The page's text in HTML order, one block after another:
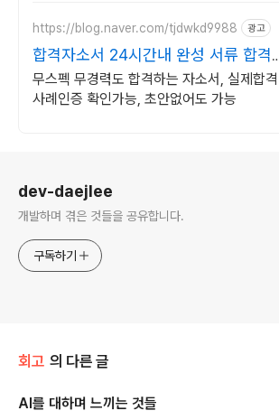
https://blog.naver.com/tjdwkd9988 광고
합격자소서 24시간내 완성 서류 합격
의 비밀
무스펙 무경력도 합격하는 자소서, 실제합격
사례인증 확인가능, 초안없어도 가능
dev-daejlee
개발하며 겪은 것들을 공유합니다.
구독하기
회고 의 다른 글
AI를 대하며 느끼는 것들